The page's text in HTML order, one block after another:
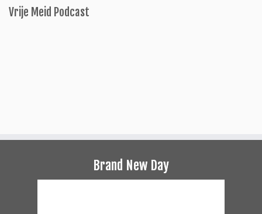
Vrije Meid Podcast
Brand New Day